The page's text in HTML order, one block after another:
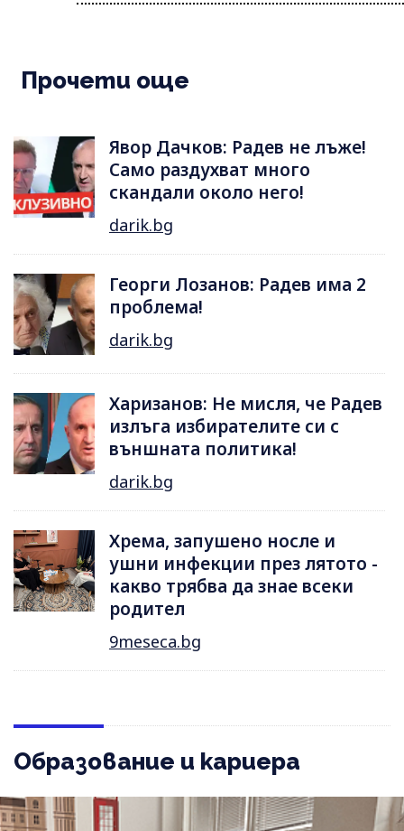
Прочети още
Явор Дачков: Радев не лъже!
Само раздухват много
скандали около него!
darik.bg
Георги Лозанов: Радев има 2
проблема!
darik.bg
Харизанов: Не мисля, че Радев
излъга избирателите си с
външната политика!
darik.bg
Хрема, запушено носле и
ушни инфекции през лятотo -
какво трябва да знае всеки
родител
9meseca.bg
Образование и кариера